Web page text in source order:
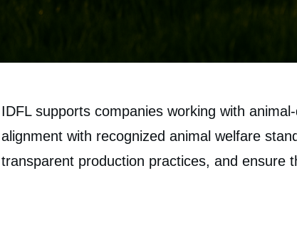
IDFL supports companies working with
alignment with recognized animal welfare
transparent production practices, and ensure